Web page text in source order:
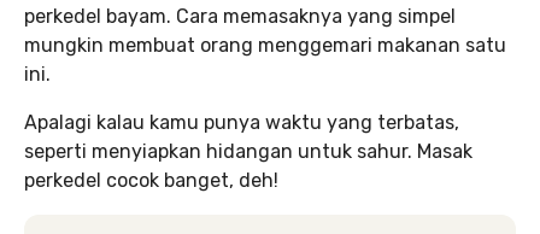
perkedel bayam. Cara memasaknya yang simpel
mungkin membuat orang menggemari makanan satu
ini.
Apalagi kalau kamu punya waktu yang terbatas,
seperti menyiapkan hidangan untuk sahur. Masak
perkedel cocok banget, deh!